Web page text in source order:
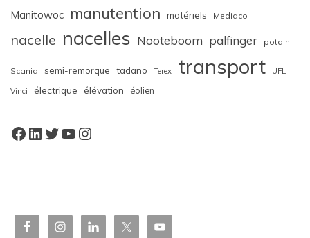
Manitowoc manutention matériels Mediaco
nacelle nacelles Nooteboom palfinger potain
Scania semi-remorque tadano Terex transport UFL
Vinci électrique élévation éolien
Facebook
LinkedIn
Twitter
YouTube
Instagram